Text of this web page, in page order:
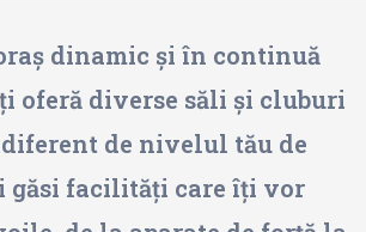
dinamic și în continuă
oferă diverse săli și cluburi
de nivelul tău de
găsi facilități care îți vor